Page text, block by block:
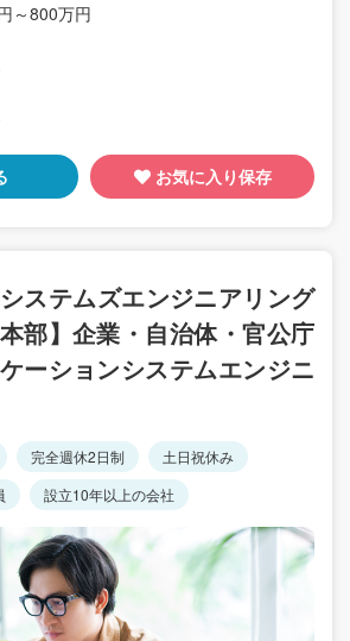
～800万円
お気に入り保存
ステムズエンジニアリング
部】企業・自治体・官公庁
ーションシステムエンジニ
完全週休2日制
土日祝休み
設立10年以上の会社